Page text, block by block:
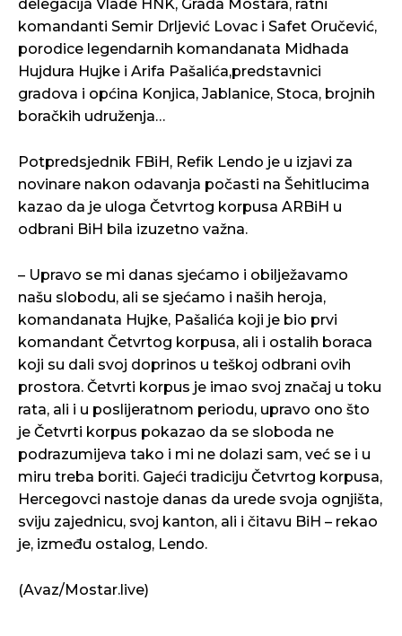
delegacija Vlade HNK, Grada Mostara, ratni
komandanti Semir Drljević Lovac i Safet Oručević,
porodice legendarnih komandanata Midhada
Hujdura Hujke i Arifa Pašalića,predstavnici
gradova i općina Konjica, Jablanice, Stoca, brojnih
boračkih udruženja…
Potpredsjednik FBiH, Refik Lendo je u izjavi za
novinare nakon odavanja počasti na Šehitlucima
kazao da je uloga Četvrtog korpusa ARBiH u
odbrani BiH bila izuzetno važna.
– Upravo se mi danas sjećamo i obilježavamo
našu slobodu, ali se sjećamo i naših heroja,
komandanata Hujke, Pašalića koji je bio prvi
komandant Četvrtog korpusa, ali i ostalih boraca
koji su dali svoj doprinos u teškoj odbrani ovih
prostora. Četvrti korpus je imao svoj značaj u toku
rata, ali i u poslijeratnom periodu, upravo ono što
je Četvrti korpus pokazao da se sloboda ne
podrazumijeva tako i mi ne dolazi sam, već se i u
miru treba boriti. Gajeći tradiciju Četvrtog korpusa,
Hercegovci nastoje danas da urede svoja ognjišta,
sviju zajednicu, svoj kanton, ali i čitavu BiH – rekao
je, između ostalog, Lendo.
(Avaz/Mostar.live)